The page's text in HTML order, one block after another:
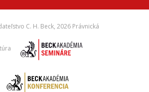
C. H. Beck, 2026 Právnická